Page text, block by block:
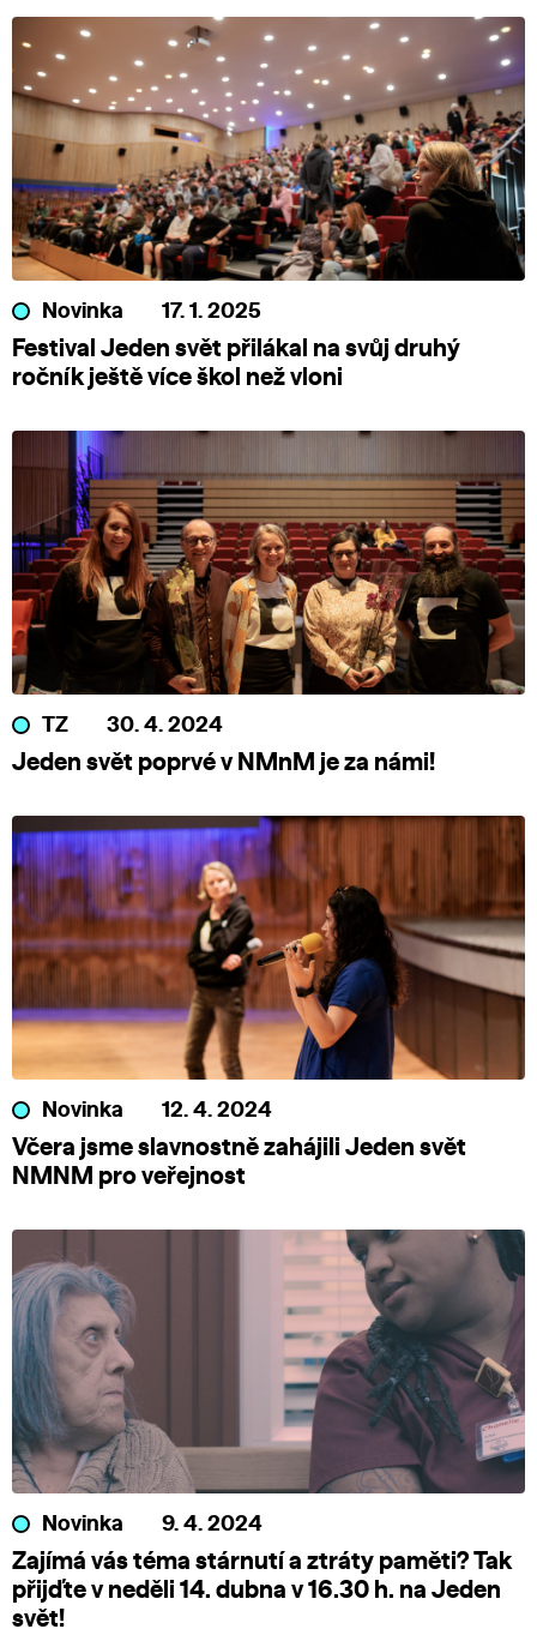
Novinka 17. 1. 2025
Festival Jeden svět přilákal na svůj druhý
ročník ještě více škol než vloni
TZ 30. 4. 2024
Jeden svět poprvé v NMnM je za námi!
Novinka 12. 4. 2024
Včera jsme slavnostně zahájili Jeden svět
NMNM pro veřejnost
Novinka 9. 4. 2024
Zajímá vás téma stárnutí a ztráty paměti? Tak
přijďte v neděli 14. dubna v 16.30 h. na Jeden
svět!